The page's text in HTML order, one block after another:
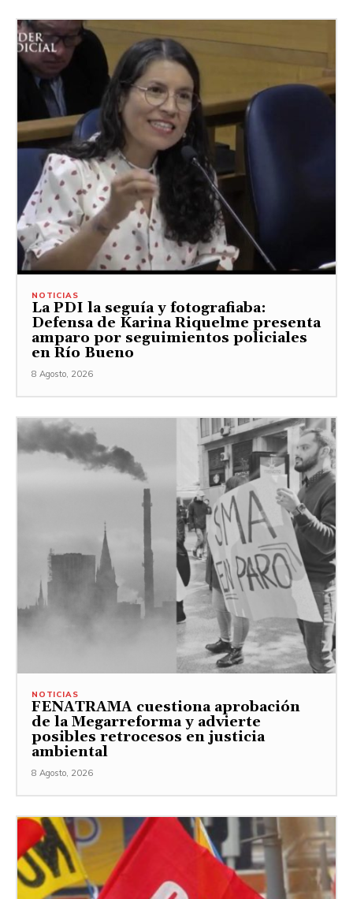
NOTICIAS
La PDI la seguía y fotografiaba:
Defensa de Karina Riquelme presenta
amparo por seguimientos policiales
en Río Bueno
8 Agosto, 2026
NOTICIAS
FENATRAMA cuestiona aprobación
de la Megarreforma y advierte
posibles retrocesos en justicia
ambiental
8 Agosto, 2026